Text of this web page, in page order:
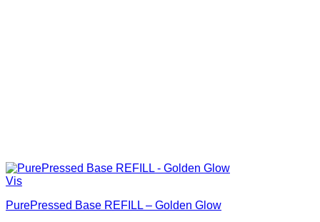
Vis
PurePressed Base REFILL – Golden Glow